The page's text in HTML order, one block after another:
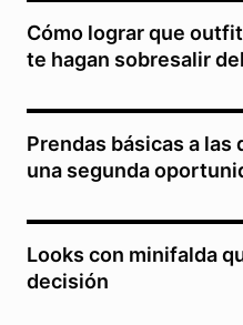
Cómo lograr que
te hagan sobresalir
Prendas básicas a
una segunda
Looks con minifalda
decisión